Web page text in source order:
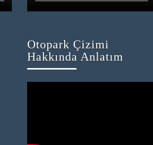
Otopark Çizimi
Hakkında Anlatım